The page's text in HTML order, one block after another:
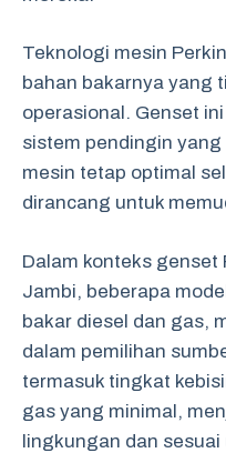
Teknologi mesin
bahan bakarnya yang
operasional. Genset
sistem pendingin
mesin tetap optimal
dirancang untuk
Dalam konteks genset
Jambi, beberapa
bakar diesel dan gas,
dalam pemilihan
termasuk tingkat
gas yang minimal,
lingkungan dan